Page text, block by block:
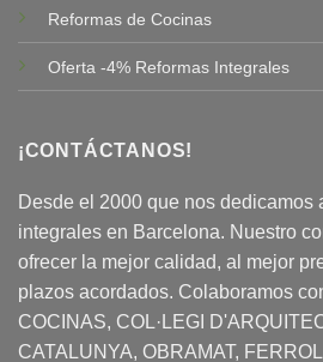
Reformas de Cocinas
Oferta -4% Reformas Integrales
¡CONTÁCTANOS!
Desde el 2000 que nos dedicamos
integrales en Barcelona. Nuestro
ofrecer la mejor calidad, al mejor
plazos acordados. Colaboramos
COCINAS, COL·LEGI
CATALUNYA, OBRAMAT,